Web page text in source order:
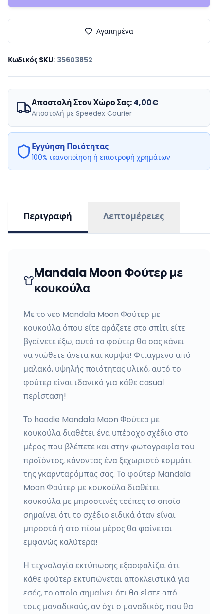
Αγαπημένα
Κωδικός SKU: 35603852
Αποστολή Στον Χώρο Σας:4,00€
Αποστολή με Speedex Courier
Εγγύηση Ποιότητας
100% ικανοποίηση ή επιστροφή χρημάτων
Περιγραφή Λεπτομέρειες
Mandala Moon Φούτερ με
κουκούλα
Με το νέο Mandala Moon Φούτερ με
κουκούλα όπου είτε αράζετε στο σπίτι είτε
βγαίνετε έξω, αυτό το φούτερ θα σας κάνει
να νιώθετε άνετα και κομψά! Φτιαγμένο από
μαλακό, υψηλής ποιότητας υλικό, αυτό το
φούτερ είναι ιδανικό για κάθε casual
περίσταση!
Το hoodie Mandala Moon Φούτερ με
κουκούλα διαθέτει ένα υπέροχο σχέδιο στο
μέρος που βλέπετε και στην φωτογραφία του
προϊόντος, κάνοντας ένα ξεχωριστό κομμάτι
της γκαρνταρόμπας σας. Το φούτερ Mandala
Moon Φούτερ με κουκούλα διαθέτει
κουκούλα με μπροστινές τσέπες το οποίο
σημαίνει ότι το σχέδιο ειδικά όταν είναι
μπροστά ή στο πίσω μέρος θα φαίνεται
εμφανώς καλύτερα!
Η τεχνολογία εκτύπωσης εξασφαλίζει ότι
κάθε φούτερ εκτυπώνεται αποκλειστικά για
εσάς, το οποίο σημαίνει ότι θα είστε από
τους μοναδικούς, αν όχι ο μοναδικός, που θα